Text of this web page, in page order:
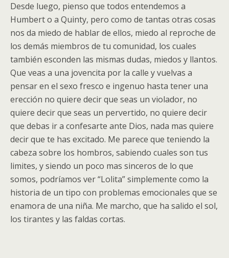
Desde luego, pienso que todos entendemos a
Humbert o a Quinty, pero como de tantas otras cosas
nos da miedo de hablar de ellos, miedo al reproche de
los demás miembros de tu comunidad, los cuales
también esconden las mismas dudas, miedos y llantos.
Que veas a una jovencita por la calle y vuelvas a
pensar en el sexo fresco e ingenuo hasta tener una
erección no quiere decir que seas un violador, no
quiere decir que seas un pervertido, no quiere decir
que debas ir a confesarte ante Dios, nada mas quiere
decir que te has excitado. Me parece que teniendo la
cabeza sobre los hombros, sabiendo cuales son tus
limites, y siendo un poco mas sinceros de lo que
somos, podríamos ver “Lolita” simplemente como la
historia de un tipo con problemas emocionales que se
enamora de una niña. Me marcho, que ha salido el sol,
los tirantes y las faldas cortas.